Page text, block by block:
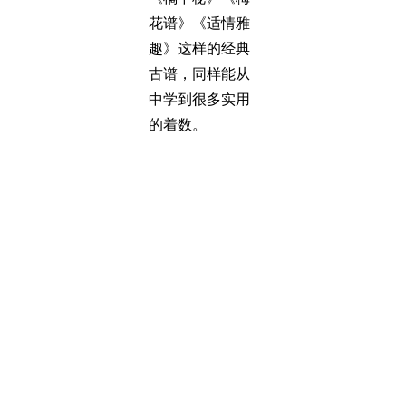
花谱》《适情雅
趣》这样的经典
古谱，同样能从
中学到很多实用
的着数。